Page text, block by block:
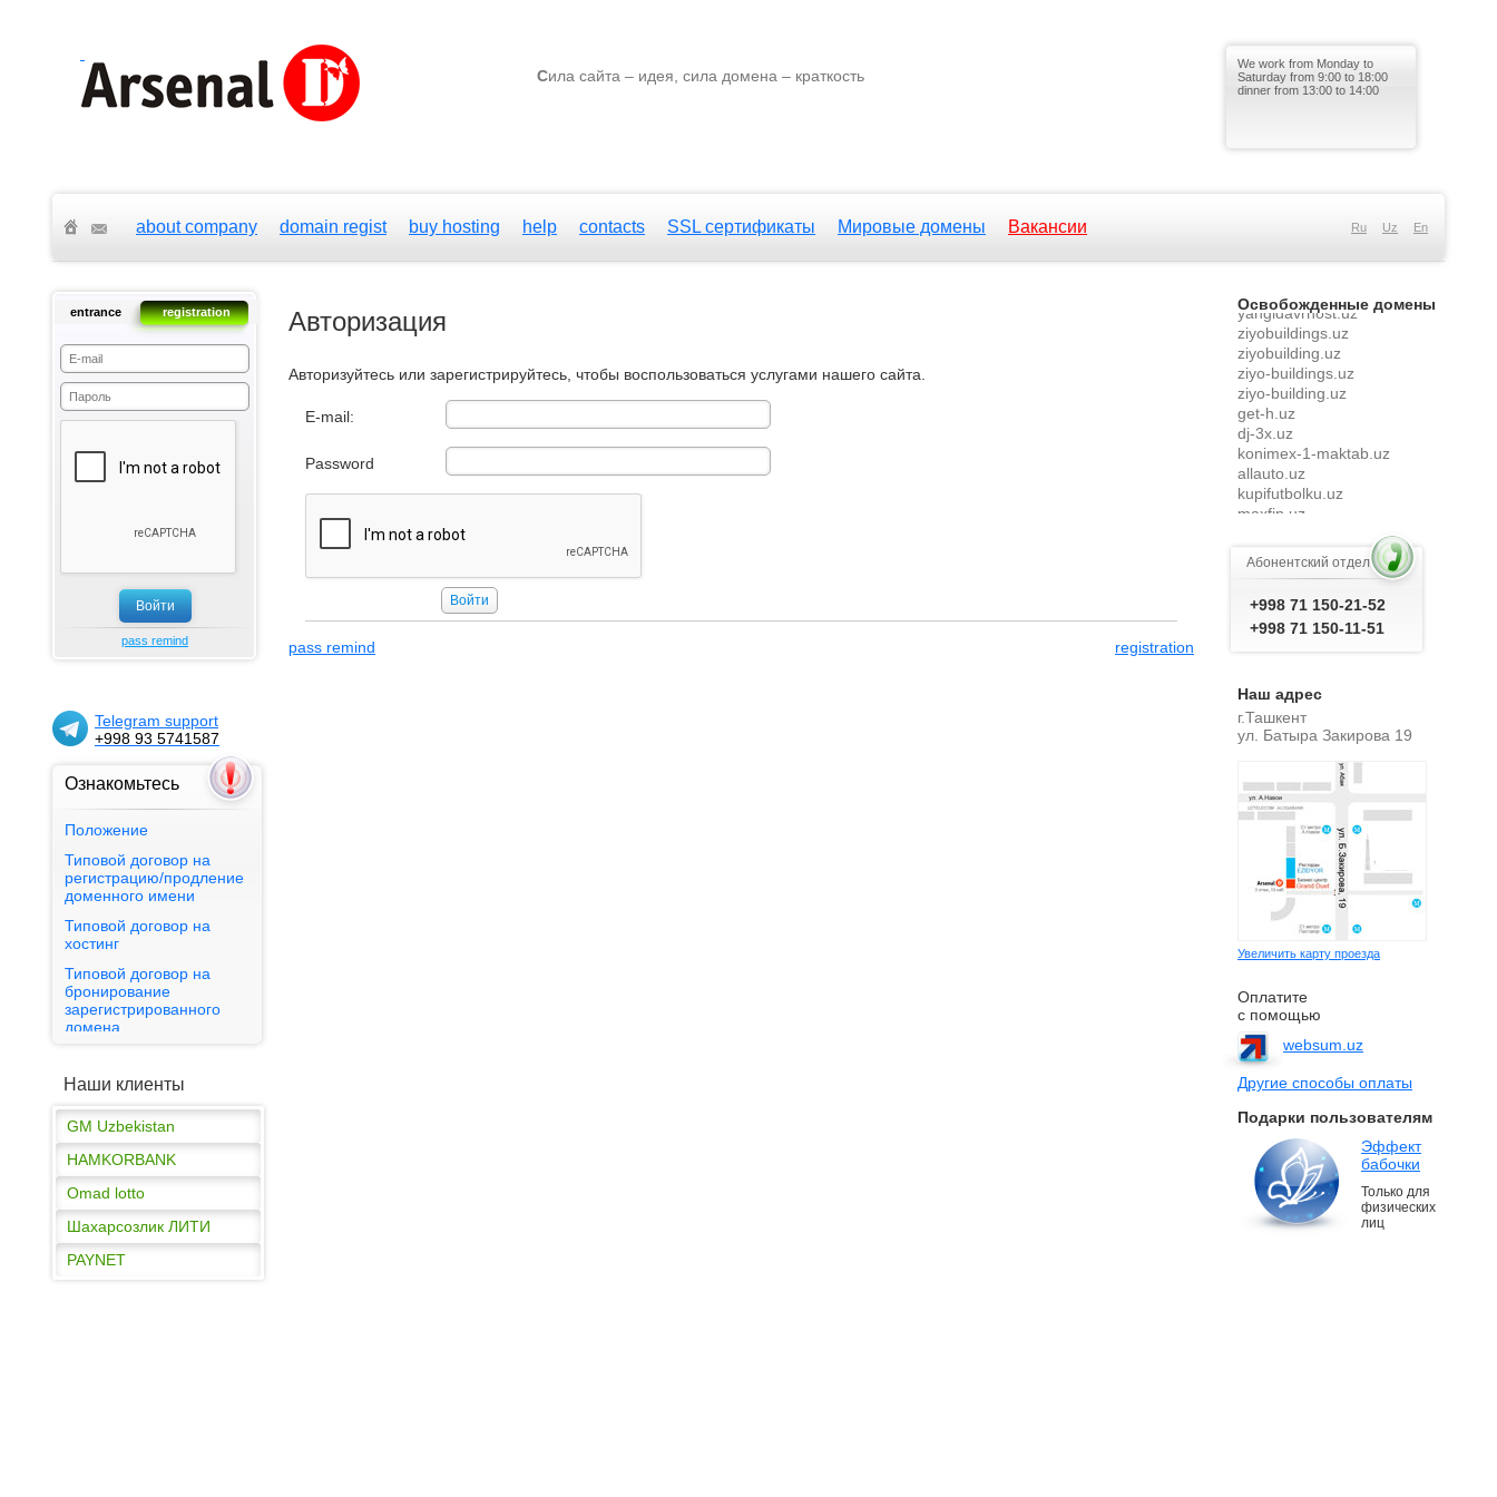
Сила сайта – идея, сила домена – краткость
We work from Monday to
Saturday from 9:00 to 18:00
dinner from 13:00 to 14:00
about company domain regist buy hosting help contacts SSL сертификаты Мировые домены Вакансии Ru Uz En
entrance registration
pass remind
Telegram support
+998 93 5741587
Ознакомьтесь
Положение
Типовой договор на
регистрацию/продление
доменного имени
Типовой договор на
хостинг
Типовой договор на
бронирование
зарегистрированного
домена
Наши клиенты
PAYNET
HAMKORBANK
Omad lotto
PAYNET
GM Uzbekistan
HAMKORBANK
Omad lotto
Шахарсозлик ЛИТИ
PAYNET
Авторизация
Авторизуйтесь или зарегистрируйтесь, чтобы воспользоваться услугами нашего сайта.
E-mail:
Password
pass remind registration
Освобожденные домены
kupifutbolku.uz
maxfin.uz
energybiolabs.uz
yangidavrhost.uz
ziyobuildings.uz
ziyobuilding.uz
ziyo-buildings.uz
ziyo-building.uz
get-h.uz
dj-3x.uz
konimex-1-maktab.uz
allauto.uz
kupifutbolku.uz
maxfin.uz
energybiolabs.uz
michelinetyre.uz
metroexpress.uz
severalkredit.uz
shushu.uz
brema.uz
yangidavrhost.uz
ziyobuildings.uz
ziyo-buildings.uz
ziyo-building.uz
get-h.uz
Абонентский отдел
+998 71 150-21-52
+998 71 150-11-51
Наш адрес
г.Ташкент
ул. Батыра Закирова 19
Увеличить карту проезда
Оплатите
с помощью
websum.uz
Другие способы оплаты
Подарки пользователям
Эффект
бабочки
Только для
физических
лиц